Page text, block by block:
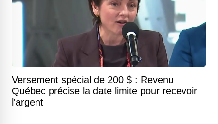
Versement spécial de 200 $ : Revenu
Québec précise la date limite pour recevoir
l'argent